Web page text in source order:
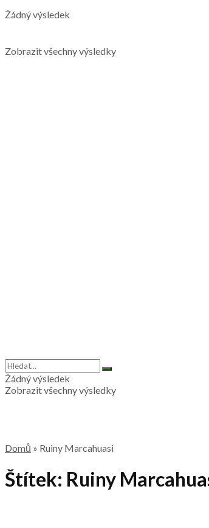
Žádný výsledek
Zobrazit všechny výsledky
Žádný výsledek
Zobrazit všechny výsledky
Domů » Ruiny Marcahuasi
Štítek: Ruiny